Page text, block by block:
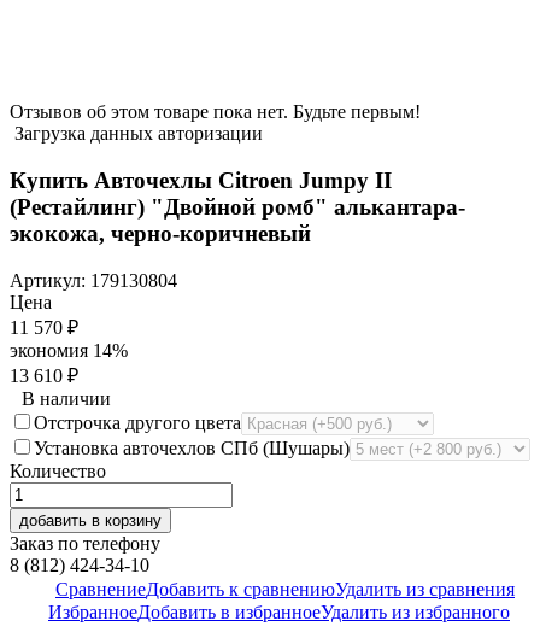
Отзывов об этом товаре пока нет. Будьте первым!
Загрузка данных авторизации
Купить Авточехлы Citroen Jumpy II
(Рестайлинг) "Двойной ромб" алькантара-
экокожа, черно-коричневый
Артикул: 179130804
Цена
11 570 ₽
экономия 14%
13 610 ₽
В наличии
Отстрочка другого цвета
Установка авточехлов СПб (Шушары)
Количество
добавить в корзину
Заказ по телефону
8 (812) 424-34-10
СравнениеДобавить к сравнениюУдалить из сравнения
ИзбранноеДобавить в избранноеУдалить из избранного